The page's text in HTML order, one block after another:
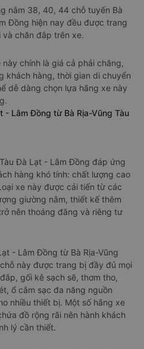
nằm 38, 40, 44 chỗ tuyến Bà
Đồng hiện nay đều được trang
và chăn đắp trên xe.
chính là giá cả phải chăng,
khách hàng, thời gian di chuyển
dễ dàng chọn lựa hãng xe này
Lâm Đồng từ Bà Rịa-Vũng Tàu
Đà Lạt - Lâm Đồng đáp ứng
hàng khó tính: chất lượng cao
xe này được cải tiến từ các
giường nằm, thiết kế thêm
nên thoáng đãng và riêng tư
- Lâm Đồng từ Bà Rịa-Vũng
này được trang bị đầy đủ mọi
gối kê sạch sẽ, thơm tho,
ổ cắm sạc đa năng nguồn
nhiều thiết bị. Một số hãng xe
đồ rộng rãi nên hành khách
lý cần thiết.